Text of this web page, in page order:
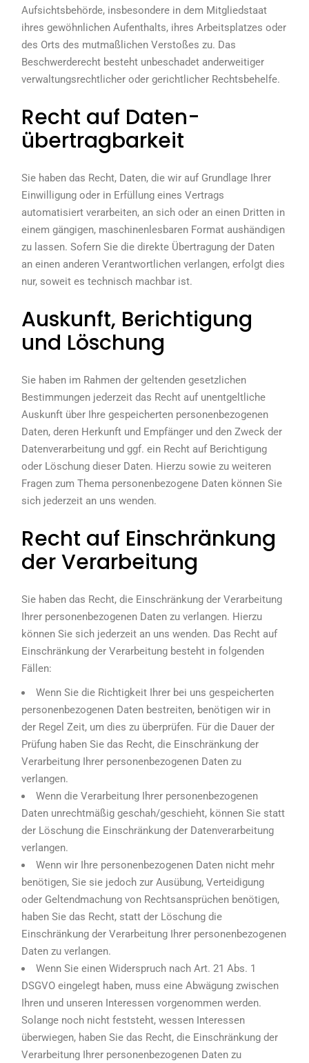
Aufsichtsbehörde, insbesondere in dem Mitgliedstaat
ihres gewöhnlichen Aufenthalts, ihres Arbeitsplatzes oder
des Orts des mutmaßlichen Verstoßes zu. Das
Beschwerderecht besteht unbeschadet anderweitiger
verwaltungsrechtlicher oder gerichtlicher Rechtsbehelfe.
Recht auf Daten­
übertrag­barkeit
Sie haben das Recht, Daten, die wir auf Grundlage Ihrer
Einwilligung oder in Erfüllung eines Vertrags
automatisiert verarbeiten, an sich oder an einen Dritten in
einem gängigen, maschinenlesbaren Format aushändigen
zu lassen. Sofern Sie die direkte Übertragung der Daten
an einen anderen Verantwortlichen verlangen, erfolgt dies
nur, soweit es technisch machbar ist.
Auskunft, Berichtigung
und Löschung
Sie haben im Rahmen der geltenden gesetzlichen
Bestimmungen jederzeit das Recht auf unentgeltliche
Auskunft über Ihre gespeicherten personenbezogenen
Daten, deren Herkunft und Empfänger und den Zweck der
Datenverarbeitung und ggf. ein Recht auf Berichtigung
oder Löschung dieser Daten. Hierzu sowie zu weiteren
Fragen zum Thema personenbezogene Daten können Sie
sich jederzeit an uns wenden.
Recht auf Einschränkung
der Verarbeitung
Sie haben das Recht, die Einschränkung der Verarbeitung
Ihrer personenbezogenen Daten zu verlangen. Hierzu
können Sie sich jederzeit an uns wenden. Das Recht auf
Einschränkung der Verarbeitung besteht in folgenden
Fällen:
Wenn Sie die Richtigkeit Ihrer bei uns gespeicherten
personenbezogenen Daten bestreiten, benötigen wir in
der Regel Zeit, um dies zu überprüfen. Für die Dauer der
Prüfung haben Sie das Recht, die Einschränkung der
Verarbeitung Ihrer personenbezogenen Daten zu
verlangen.
Wenn die Verarbeitung Ihrer personenbezogenen
Daten unrechtmäßig geschah/geschieht, können Sie statt
der Löschung die Einschränkung der Datenverarbeitung
verlangen.
Wenn wir Ihre personenbezogenen Daten nicht mehr
benötigen, Sie sie jedoch zur Ausübung, Verteidigung
oder Geltendmachung von Rechtsansprüchen benötigen,
haben Sie das Recht, statt der Löschung die
Einschränkung der Verarbeitung Ihrer personenbezogenen
Daten zu verlangen.
Wenn Sie einen Widerspruch nach Art. 21 Abs. 1
DSGVO eingelegt haben, muss eine Abwägung zwischen
Ihren und unseren Interessen vorgenommen werden.
Solange noch nicht feststeht, wessen Interessen
überwiegen, haben Sie das Recht, die Einschränkung der
Verarbeitung Ihrer personenbezogenen Daten zu